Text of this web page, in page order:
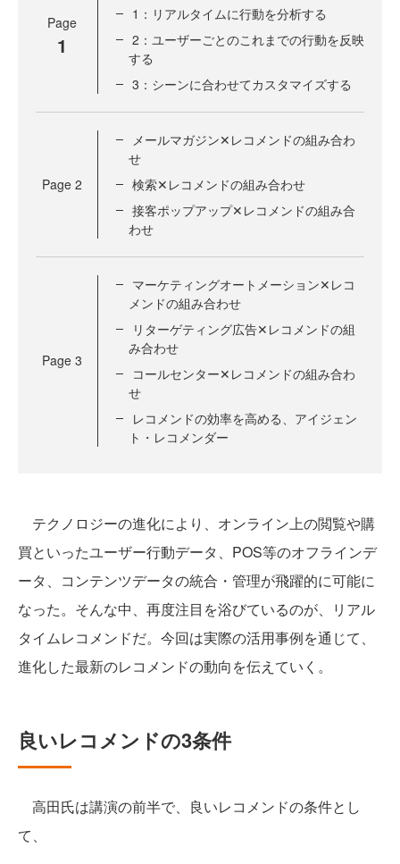
Page
1
1：リアルタイムに行動を分析する
2：ユーザーごとのこれまでの行動を反映
する
3：シーンに合わせてカスタマイズする
Page 2
メールマガジン✕レコメンドの組み合わ
せ
検索✕レコメンドの組み合わせ
接客ポップアップ✕レコメンドの組み合
わせ
Page 3
マーケティングオートメーション✕レコ
メンドの組み合わせ
リターゲティング広告✕レコメンドの組
み合わせ
コールセンター✕レコメンドの組み合わ
せ
レコメンドの効率を高める、アイジェン
ト・レコメンダー
テクノロジーの進化により、オンライン上の閲覧や購
買といったユーザー行動データ、POS等のオフラインデ
ータ、コンテンツデータの統合・管理が飛躍的に可能に
なった。そんな中、再度注目を浴びているのが、リアル
タイムレコメンドだ。今回は実際の活用事例を通じて、
進化した最新のレコメンドの動向を伝えていく。
良いレコメンドの3条件
高田氏は講演の前半で、良いレコメンドの条件とし
て、